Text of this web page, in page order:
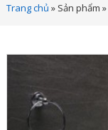
Trang chủ » Sản phẩm »